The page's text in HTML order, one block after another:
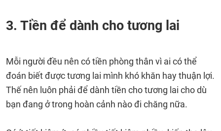
3. Tiền để dành cho tương lai
Mỗi người đều nên có tiền phòng thân vì ai có thể
đoán biết được tương lai mình khó khăn hay thuận lợi.
Thế nên luôn phải để dành tiền cho tương lai cho dù
bạn đang ở trong hoàn cảnh nào đi chăng nữa.